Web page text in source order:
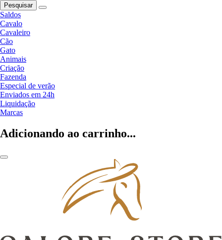
Pesquisar
Saldos
Cavalo
Cavaleiro
Cão
Gato
Animais
Criação
Fazenda
Especial de verão
Enviados em 24h
Liquidação
Marcas
Adicionando ao carrinho...